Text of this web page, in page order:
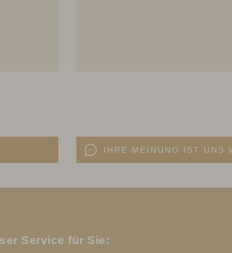
IHRE MEINUNG IST UNS
Service für Sie: